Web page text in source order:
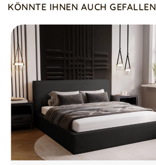
KÖNNTE IHNEN AUCH GEFALLEN